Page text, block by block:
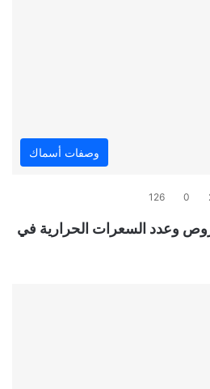
وصفات أسماك
0
126
وعدد السعرات الحرارية في